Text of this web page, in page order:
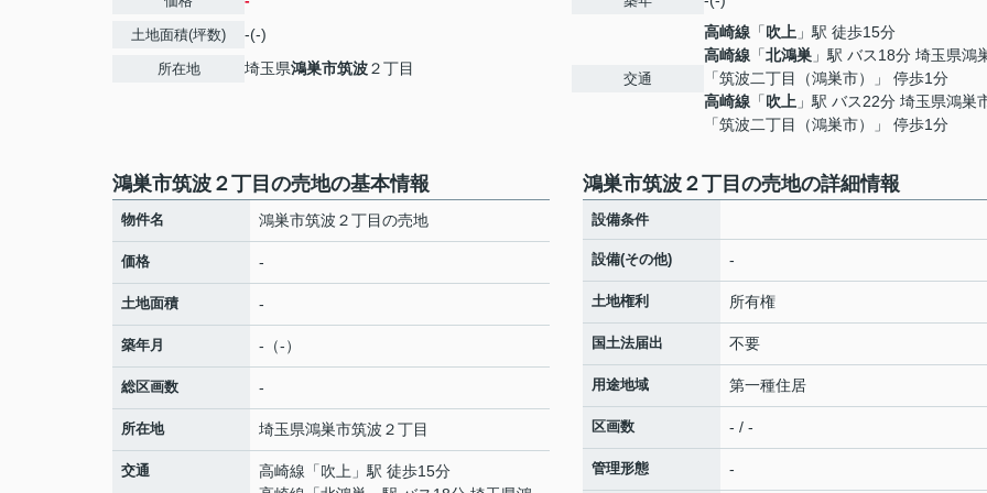
土地面積(坪数) -(-)
所在地 埼玉県鴻巣市筑波２丁目
交通
高崎線 「吹上 」駅 徒歩15分
高崎線 「北鴻巣 」駅 バス18分 埼玉県鴻
「筑波二丁目（鴻巣市）」 停歩1分
高崎線 「吹上 」駅 バス22分 埼玉県鴻巣
「筑波二丁目（鴻巣市）」 停歩1分
鴻巣市筑波２丁目の売地の基本情報
物件名 鴻巣市筑波２丁目の売地
価格 -
土地面積 -
築年月 -（-）
総区画数 -
所在地 埼玉県鴻巣市筑波 ２丁目
交通 高崎線 「吹上 」駅 徒歩15分
鴻巣市筑波２丁目の売地の詳細情報
設備条件
設備(その他) -
土地権利 所有権
国土法届出 不要
用途地域 第一種住居
区画数 - / -
管理形態 -